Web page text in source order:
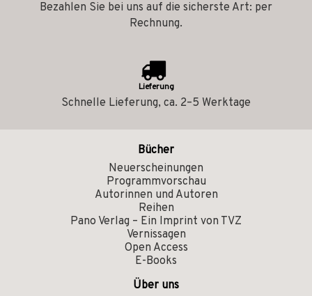
Bezahlen Sie bei uns auf die sicherste Art: per
Rechnung.
Lieferung
Schnelle Lieferung, ca. 2–5 Werktage
Bücher
Neuerscheinungen
Programmvorschau
Autorinnen und Autoren
Reihen
Pano Verlag – Ein Imprint von TVZ
Vernissagen
Open Access
E-Books
Über uns